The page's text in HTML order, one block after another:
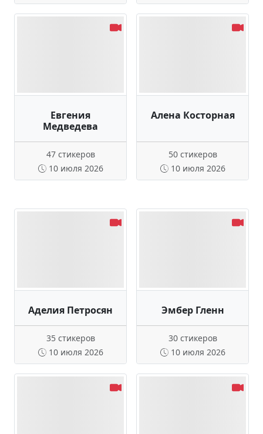
Евгения
Медведева
47 стикеров
10 июля 2026
Алена Косторная
50 стикеров
10 июля 2026
Аделия Петросян
35 стикеров
10 июля 2026
Эмбер Гленн
30 стикеров
10 июля 2026